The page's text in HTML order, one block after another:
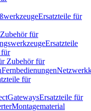
Ersatzteile für
für
Ersatzteile
für
Zubehör für
Fernbedienungen
für
GatewaysErsatzteile für
Montagematerial